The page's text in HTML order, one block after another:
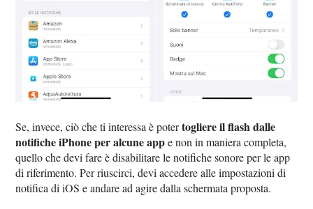
Se, invece, ciò che ti interessa è potertogliere il flash dalle
notifiche iPhone per alcune appe non in maniera completa,
quello che devi fare è disabilitare le notifiche sonore per le app
di riferimento. Per riuscirci, devi accedere alle impostazioni di
notifica di iOS e andare ad agire dalla schermata proposta.